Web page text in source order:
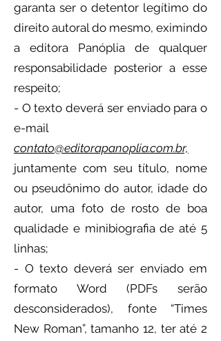
garanta ser o detentor legítimo do
direito autoral do mesmo, eximindo
a editora Panóplia de qualquer
responsabilidade posterior a esse
respeito;
- O texto deverá ser enviado para o
e-mail
contato@editorapanoplia.com.br,
juntamente com seu título, nome
ou pseudônimo do autor, idade do
autor, uma foto de rosto de boa
qualidade e minibiografia de até 5
linhas;
- O texto deverá ser enviado em
formato Word (PDFs serão
desconsiderados), fonte “Times
New Roman”, tamanho 12, ter até 2